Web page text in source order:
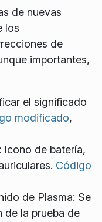
de nuevas
los
de
importantes,
el significado
modificado,
Icono de batería,
Código
de Plasma: Se
de la prueba de